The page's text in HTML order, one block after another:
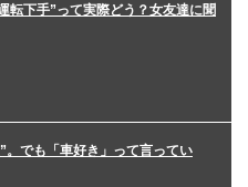
転下手”って実際どう？女友達に聞
。でも「車好き」って言ってい